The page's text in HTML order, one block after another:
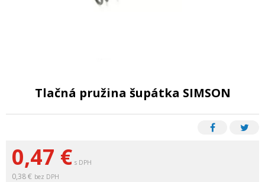
0,47 € s DPH
0,38 € bez DPH
Tlačná pružina šupátka SIMSON